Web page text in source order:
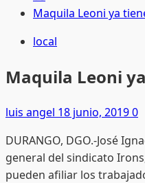
Maquila Leoni ya
local
Maquila Leoni
luis angel 18 junio, 20190
DURANGO, DGO.-José
general del sindicato
pueden afiliar los